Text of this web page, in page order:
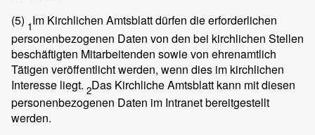
(5) 1Im Kirchlichen Amtsblatt dürfen die erforderlichen
personenbezogenen Daten von den bei kirchlichen Stellen
beschäftigten Mitarbeitenden sowie von ehrenamtlich
Tätigen veröffentlicht werden, wenn dies im kirchlichen
Interesse liegt. 2Das Kirchliche Amtsblatt kann mit diesen
personenbezogenen Daten im Intranet bereitgestellt
werden.